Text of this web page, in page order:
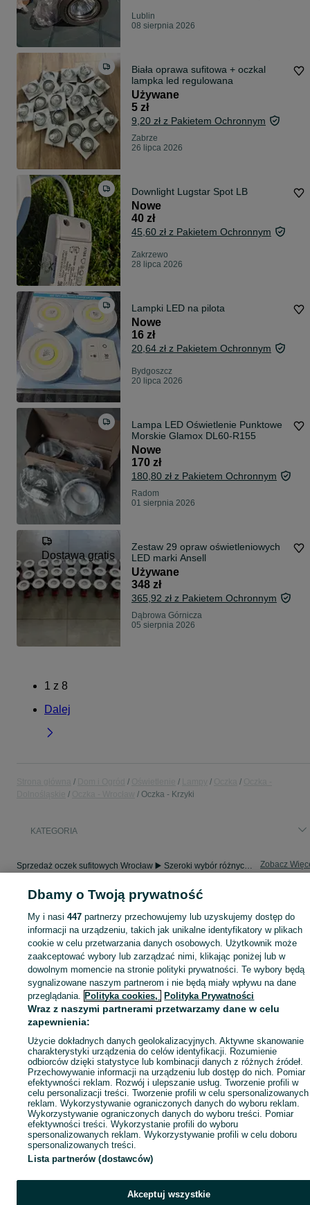
Lublin
08 sierpnia 2026
Biała oprawa sufitowa + oczkal
lampka led regulowana
Używane
5 zł
9,20 zł z Pakietem Ochronnym
Zabrze
26 lipca 2026
Downlight Lugstar Spot LB
Nowe
40 zł
45,60 zł z Pakietem Ochronnym
Zakrzewo
28 lipca 2026
Lampki LED na pilota
Nowe
16 zł
20,64 zł z Pakietem Ochronnym
Bydgoszcz
20 lipca 2026
Lampa LED Oświetlenie Punktowe
Morskie Glamox DL60-R155
Nowe
170 zł
180,80 zł z Pakietem Ochronnym
Radom
01 sierpnia 2026
Dostawa gratis
Zestaw 29 opraw oświetleniowych
LED marki Ansell
Używane
348 zł
365,92 zł z Pakietem Ochronnym
Dąbrowa Górnicza
05 sierpnia 2026
1 z 8
Dalej
Oczka - Krzyki
KATEGORIA
Sprzedaż oczek sufitowych Wrocław ▶️ Szeroki wybór różnych marek w atrakcyjnych cenach ✅ Nowe i używane ☝ Sprawdź oferty i kupuj tanio na OLX.pl! Zobacz
Mapa kategorii
Mapa miejscowości
Mapa ministron
Popularne wyszukiwania
Dbamy o Twoją prywatność
My i nasi447 partnerzy przechowujemy lub uzyskujemy dostęp do
informacji na urządzeniu, takich jak unikalne identyfikatory w plikach
cookie w celu przetwarzania danych osobowych. Użytkownik może
zaakceptować wybory lub zarządzać nimi, klikając poniżej lub w
dowolnym momencie na stronie polityki prywatności. Te wybory będą
sygnalizowane naszym partnerom i nie będą miały wpływu na dane
przeglądania. Polityka cookies, Polityka Prywatności
Wraz z naszymi partnerami przetwarzamy dane w celu
zapewnienia:
Użycie dokładnych danych geolokalizacyjnych. Aktywne skanowanie
charakterystyki urządzenia do celów identyfikacji. Rozumienie
odbiorców dzięki statystyce lub kombinacji danych z różnych źródeł.
Przechowywanie informacji na urządzeniu lub dostęp do nich. Pomiar
efektywności reklam. Rozwój i ulepszanie usług. Tworzenie profili w
celu personalizacji treści. Tworzenie profili w celu spersonalizowanych
reklam. Wykorzystywanie ograniczonych danych do wyboru reklam.
Wykorzystywanie ograniczonych danych do wyboru treści. Pomiar
efektywności treści. Wykorzystanie profili do wyboru
spersonalizowanych reklam. Wykorzystywanie profili w celu doboru
spersonalizowanych treści.
Lista partnerów (dostawców)
Akceptuj wszystkie